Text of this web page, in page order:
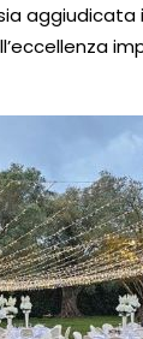
aggiudicata